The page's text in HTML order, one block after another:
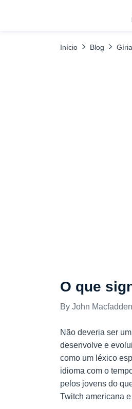
Início Blog
O que
John Macfadden
Não deveria ser
desenvolve e
como um léxico
idioma com o
pelos jovens do
Twitch americana
TABELA DE